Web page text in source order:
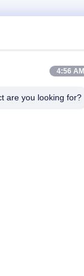
4:56 AM
are you looking for?